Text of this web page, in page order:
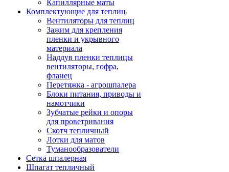
Капиллярные маты
Комплектующие для теплиц
Вентиляторы для теплиц
Зажим для крепления
пленки и укрывного
материала
Наддув пленки теплицы
вентиляторы, гофра,
фланец
Перетяжка - агрошпалера
Блоки питания, приводы и
намотчики
Зубчатые рейки и опоры
для проветривания
Скотч тепличный
Лотки для матов
Туманообразователи
Сетка шпалерная
Шпагат тепличный